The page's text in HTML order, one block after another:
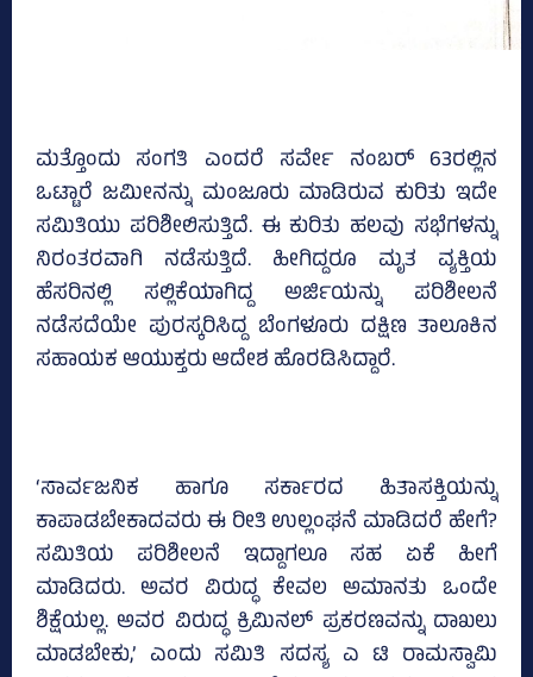
ಮತ್ತೊಂದು ಸಂಗತಿ ಎಂದರೆ ಸರ್ವೇ ನಂಬರ್‌ 63ರಲ್ಲಿನ
ಒಟ್ಟಾರೆ ಜಮೀನನ್ನು ಮಂಜೂರು ಮಾಡಿರುವ ಕುರಿತು ಇದೇ
ಸಮಿತಿಯು ಪರಿಶೀಲಿಸುತ್ತಿದೆ. ಈ ಕುರಿತು ಹಲವು ಸಭೆಗಳನ್ನು
ನಿರಂತರವಾಗಿ ನಡೆಸುತ್ತಿದೆ. ಹೀಗಿದ್ದರೂ ಮೃತ ವ್ಯಕ್ತಿಯ
ಹೆಸರಿನಲ್ಲಿ ಸಲ್ಲಿಕೆಯಾಗಿದ್ದ ಅರ್ಜಿಯನ್ನು ಪರಿಶೀಲನೆ
ನಡೆಸದೆಯೇ ಪುರಸ್ಕರಿಸಿದ್ದ ಬೆಂಗಳೂರು ದಕ್ಷಿಣ ತಾಲೂಕಿನ
ಸಹಾಯಕ ಆಯುಕ್ತರು ಆದೇಶ ಹೊರಡಿಸಿದ್ದಾರೆ.
‘ಸಾರ್ವಜನಿಕ ಹಾಗೂ ಸರ್ಕಾರದ ಹಿತಾಸಕ್ತಿಯನ್ನು
ಕಾಪಾಡಬೇಕಾದವರು ಈ ರೀತಿ ಉಲ್ಲಂಘನೆ ಮಾಡಿದರೆ ಹೇಗೆ?
ಸಮಿತಿಯ ಪರಿಶೀಲನೆ ಇದ್ದಾಗಲೂ ಸಹ ಏಕೆ ಹೀಗೆ
ಮಾಡಿದರು. ಅವರ ವಿರುದ್ಧ ಕೇವಲ ಅಮಾನತು ಒಂದೇ
ಶಿಕ್ಷೆಯಲ್ಲ. ಅವರ ವಿರುದ್ಧ ಕ್ರಿಮಿನಲ್‌ ಪ್ರಕರಣವನ್ನು ದಾಖಲು
ಮಾಡಬೇಕು,’ ಎಂದು ಸಮಿತಿ ಸದಸ್ಯ ಎ ಟಿ ರಾಮಸ್ವಾಮಿ